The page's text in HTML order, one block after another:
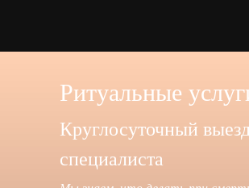
Ритуальные
Круглосуточный
специалиста